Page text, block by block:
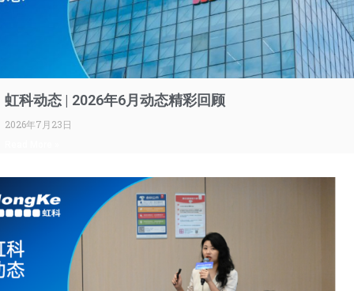
虹科动态 | 2026年6月动态精彩回顾
2026年7月23日